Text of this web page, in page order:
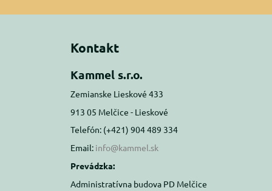
Kontakt
Kammel s.r.o.
Zemianske Lieskové 433
913 05 Melčice - Lieskové
Telefón: (+421) 904 489 334
Email: info@kammel.sk
Prevádzka:
Administratívna budova PD Melčice